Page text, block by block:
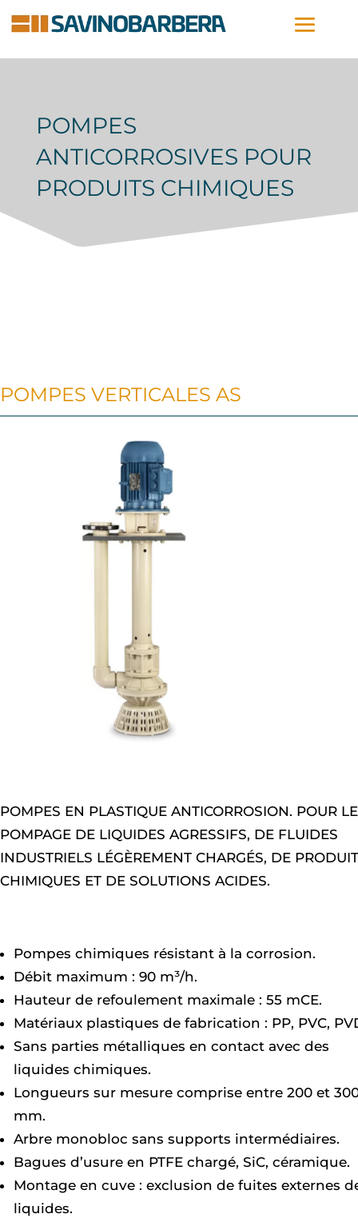
POMPES
ANTICORROSIVES POUR
PRODUITS CHIMIQUES
POMPES VERTICALES AS
POMPES EN PLASTIQUE ANTICORROSION. POUR LE
POMPAGE DE LIQUIDES AGRESSIFS, DE FLUIDES
INDUSTRIELS LÉGÈREMENT CHARGÉS, DE
CHIMIQUES ET DE SOLUTIONS ACIDES.
Pompes chimiques résistant à la corrosion.
Débit maximum : 90 m³/h.
Hauteur de refoulement maximale : 55 mCE.
Matériaux plastiques de fabrication : PP, PVC,
Sans parties métalliques en contact avec des
liquides chimiques.
Longueurs sur mesure comprise entre 200 et
mm.
Arbre monobloc sans supports intermédiaires.
Bagues d’usure en PTFE chargé, SiC, céramique.
Montage en cuve : exclusion de fuites externes
liquides.